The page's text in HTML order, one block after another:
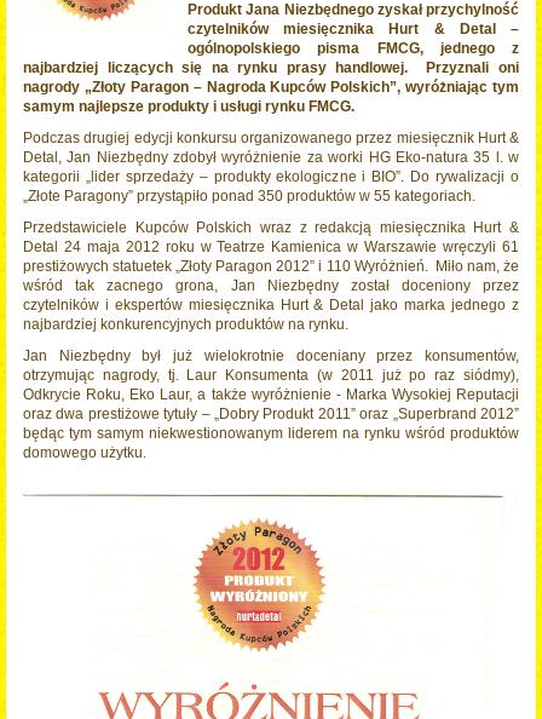
Produkt Jana Niezbędnego zyskał przychylność
czytelników miesięcznika Hurt & Detal –
ogólnopolskiego pisma FMCG, jednego z
najbardziej liczących się na rynku prasy handlowej. Przyznali oni
nagrody „Złoty Paragon – Nagroda Kupców Polskich”, wyróżniając tym
samym najlepsze produkty i usługi rynku FMCG.
Podczas drugiej edycji konkursu organizowanego przez miesięcznik Hurt &
Detal, Jan Niezbędny zdobył wyróżnienie za worki HG Eko-natura 35 l. w
kategorii „lider sprzedaży – produkty ekologiczne i BIO”. Do rywalizacji o
„Złote Paragony” przystąpiło ponad 350 produktów w 55 kategoriach.
Przedstawiciele Kupców Polskich wraz z redakcją miesięcznika Hurt &
Detal 24 maja 2012 roku w Teatrze Kamienica w Warszawie wręczyli 61
prestiżowych statuetek „Złoty Paragon 2012” i 110 Wyróżnień. Miło nam, że
wśród tak zacnego grona, Jan Niezbędny został doceniony przez
czytelników i ekspertów miesięcznika Hurt & Detal jako marka jednego z
najbardziej konkurencyjnych produktów na rynku.
Jan Niezbędny był już wielokrotnie doceniany przez konsumentów,
otrzymując nagrody, tj. Laur Konsumenta (w 2011 już po raz siódmy),
Odkrycie Roku, Eko Laur, a także wyróżnienie - Marka Wysokiej Reputacji
oraz dwa prestiżowe tytuły – „Dobry Produkt 2011” oraz „Superbrand 2012”
będąc tym samym niekwestionowanym liderem na rynku wśród produktów
domowego użytku.